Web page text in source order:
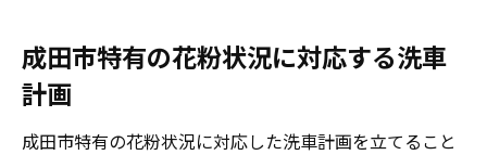
成田市特有の花粉状況に対応する洗車
計画
成田市特有の花粉状況に対応した洗車計画を立てること